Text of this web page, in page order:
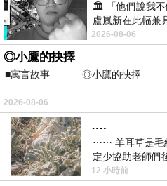
網路上購買~~
於是我參考了其他網友【
脂質活膚露(200mlX2入)的
上網找了很多【Stiefel史
露(200mlX2入)評論跟比價
宜划算，發現它真的很不錯
🏛️ 「他們說我不
盧嵐新在此幅兼
中，以沈靜的藍
2026-08-06
◎小鷹的抉擇
■寓言故事 ◎小鷹的抉擇
⊕潘文良
仞的懸崖上，有一座遮天蔽
2026-08-06
….
⋯⋯ 羊耳草是毛
定少協助老師們
不是我的工作啊
12 小時前